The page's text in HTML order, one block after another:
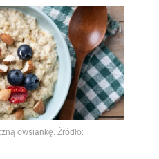
owsiankę. Źródło: